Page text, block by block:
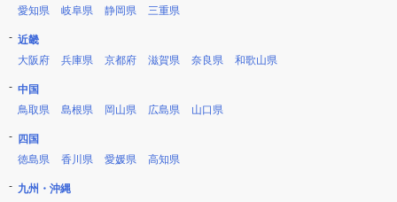
愛知県
岐阜県 静岡県 三重県
近畿
大阪府
兵庫県 京都府 滋賀県 奈良県 和歌山県
中国
鳥取県
島根県 岡山県 広島県 山口県
四国
徳島県
香川県 愛媛県 高知県
九州・沖縄